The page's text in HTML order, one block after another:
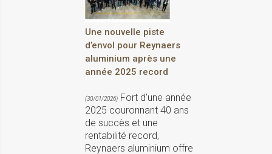
Une nouvelle piste
d’envol pour Reynaers
aluminium après une
année 2025 record
(30/01/2026) Fort d’une année
2025 couronnant 40 ans
de succès et une
rentabilité record,
Reynaers aluminium offre